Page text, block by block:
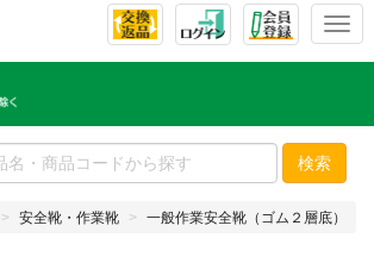
T
l
e
n
v
検索
安全靴・作業靴 一般作業安全靴（ゴム２層底）